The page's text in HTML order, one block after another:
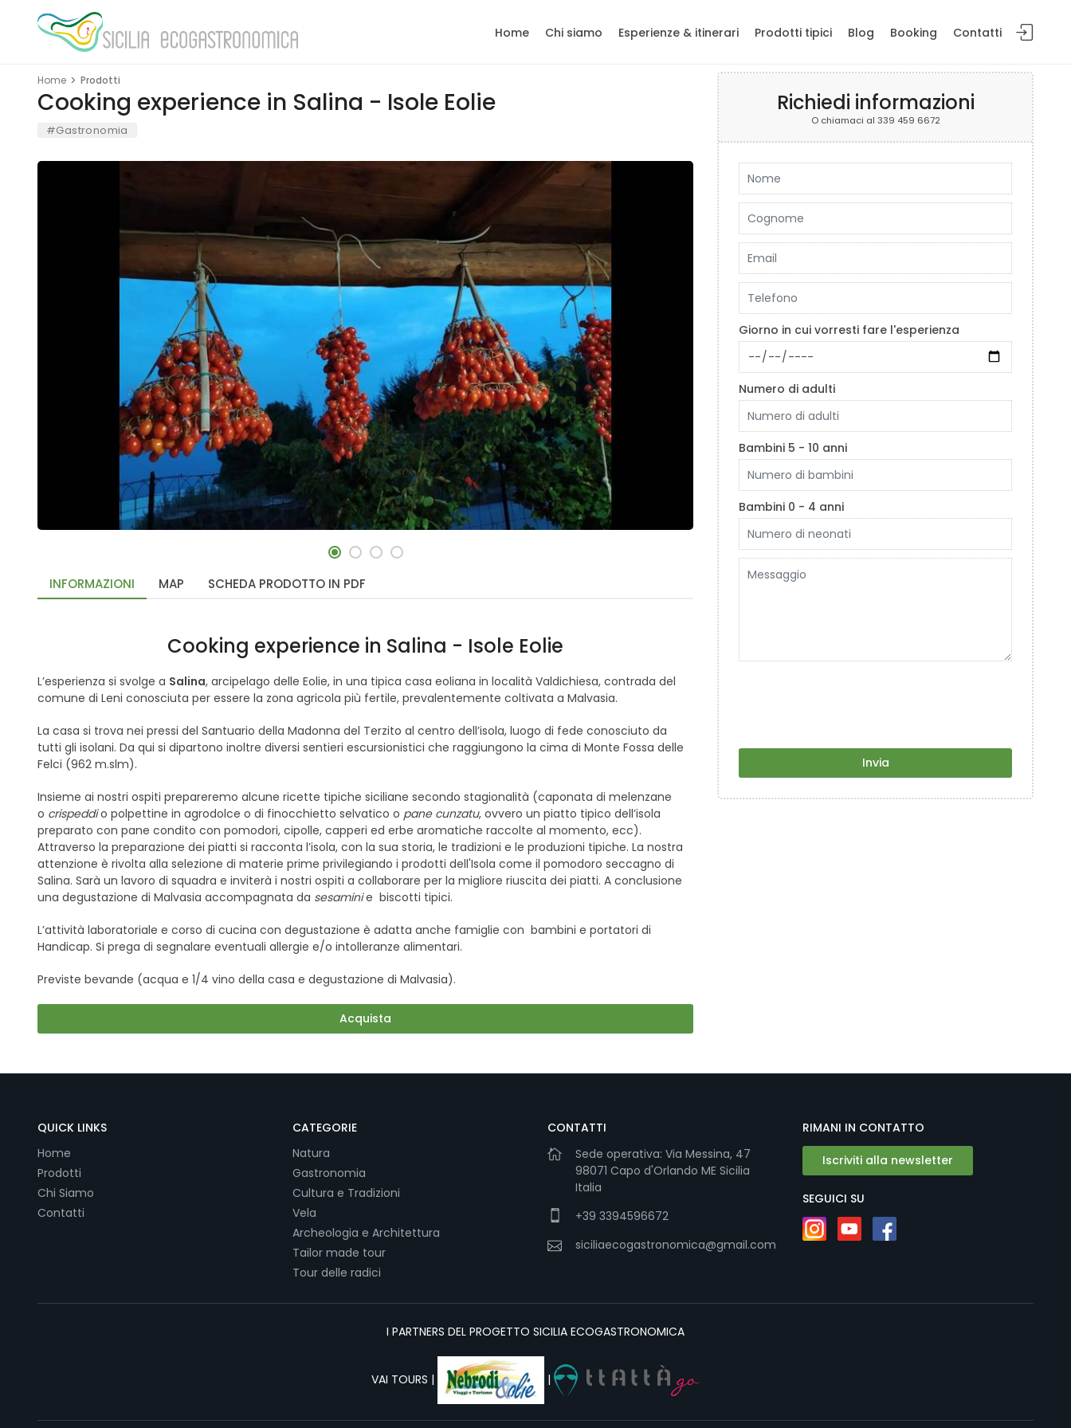
Home Chi siamo Esperienze & itinerari Prodotti tipici Blog Booking Contatti
Home Prodotti
Cooking experience in Salina - Isole Eolie
#Gastronomia
INFORMAZIONI MAP SCHEDA PRODOTTO IN PDF
Cooking experience in Salina - Isole Eolie
L’esperienza si svolge a Salina, arcipelago delle Eolie, in una tipica casa eoliana in località Valdichiesa, contrada del
comune di Leni conosciuta per essere la zona agricola più fertile, prevalentemente coltivata a Malvasia.
La casa si trova nei pressi del Santuario della Madonna del Terzito al centro dell’isola, luogo di fede conosciuto da
tutti gli isolani. Da qui si dipartono inoltre diversi sentieri escursionistici che raggiungono la cima di Monte Fossa delle
Felci (962 m.slm).
Insieme ai nostri ospiti prepareremo alcune ricette tipiche siciliane secondo stagionalità (caponata di melenzane
o crispeddio polpettine in agrodolce o di finocchietto selvatico o pane cunzatu, ovvero un piatto tipico dell’isola
preparato con pane condito con pomodori, cipolle, capperi ed erbe aromatiche raccolte al momento, ecc).
Attraverso la preparazione dei piatti si racconta l’isola, con la sua storia, le tradizioni e le produzioni tipiche. La nostra
attenzione è rivolta alla selezione di materie prime privilegiando i prodotti dell'Isola come il pomodoro seccagno di
Salina. Sarà un lavoro di squadra e inviterà i nostri ospiti a collaborare per la migliore riuscita dei piatti. A conclusione
una degustazione di Malvasia accompagnata da sesaminie biscotti tipici.
L’attività laboratoriale e corso di cucina con degustazione è adatta anche famiglie con bambini e portatori di
Handicap. Si prega di segnalare eventuali allergie e/o intolleranze alimentari.
Previste bevande (acqua e 1/4 vino della casa e degustazione di Malvasia).
Acquista
Richiedi informazioni
O chiamaci al 339 459 6672
Giorno in cui vorresti fare l'esperienza
Numero di adulti
Bambini 5 - 10 anni
Bambini 0 - 4 anni
QUICK LINKS
Home
Prodotti
Chi Siamo
Contatti
CATEGORIE
Natura
Gastronomia
Cultura e Tradizioni
Vela
Archeologia e Architettura
Tailor made tour
Tour delle radici
CONTATTI
Sede operativa: Via Messina, 47
98071 Capo d'Orlando ME Sicilia
Italia
+39 3394596672
siciliaecogastronomica@gmail.com
RIMANI IN CONTATTO
Iscriviti alla newsletter
SEGUICI SU
I PARTNERS DEL PROGETTO SICILIA ECOGASTRONOMICA
VAI TOURS | |